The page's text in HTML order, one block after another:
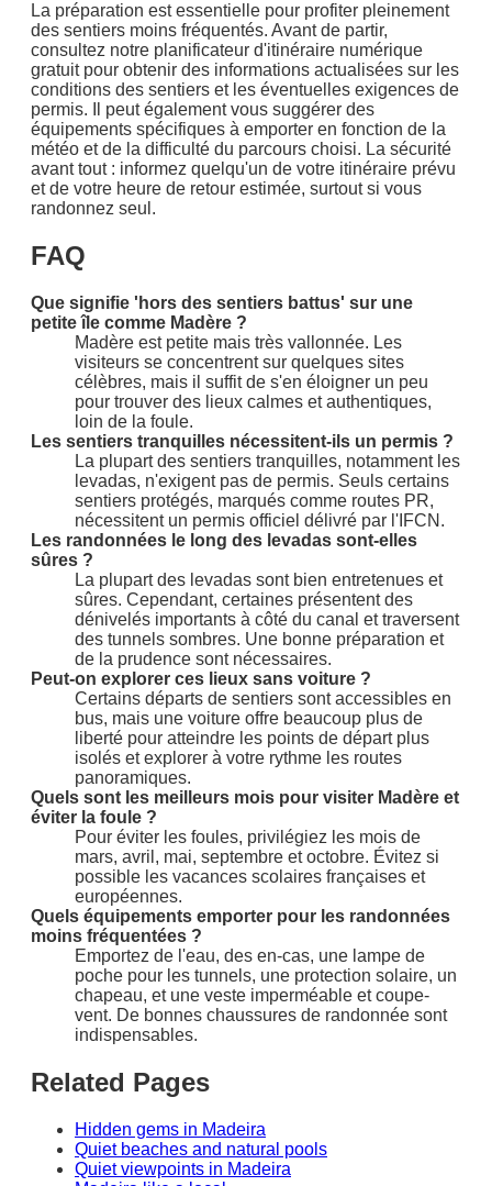
La préparation est essentielle pour profiter pleinement
des sentiers moins fréquentés. Avant de partir,
consultez notre planificateur d'itinéraire numérique
gratuit pour obtenir des informations actualisées sur les
conditions des sentiers et les éventuelles exigences de
permis. Il peut également vous suggérer des
équipements spécifiques à emporter en fonction de la
météo et de la difficulté du parcours choisi. La sécurité
avant tout : informez quelqu'un de votre itinéraire prévu
et de votre heure de retour estimée, surtout si vous
randonnez seul.
FAQ
Que signifie 'hors des sentiers battus' sur une
petite île comme Madère ?
Madère est petite mais très vallonnée. Les
visiteurs se concentrent sur quelques sites
célèbres, mais il suffit de s'en éloigner un peu
pour trouver des lieux calmes et authentiques,
loin de la foule.
Les sentiers tranquilles nécessitent-ils un permis ?
La plupart des sentiers tranquilles, notamment les
levadas, n'exigent pas de permis. Seuls certains
sentiers protégés, marqués comme routes PR,
nécessitent un permis officiel délivré par l'IFCN.
Les randonnées le long des levadas sont-elles
sûres ?
La plupart des levadas sont bien entretenues et
sûres. Cependant, certaines présentent des
dénivelés importants à côté du canal et traversent
des tunnels sombres. Une bonne préparation et
de la prudence sont nécessaires.
Peut-on explorer ces lieux sans voiture ?
Certains départs de sentiers sont accessibles en
bus, mais une voiture offre beaucoup plus de
liberté pour atteindre les points de départ plus
isolés et explorer à votre rythme les routes
panoramiques.
Quels sont les meilleurs mois pour visiter Madère et
éviter la foule ?
Pour éviter les foules, privilégiez les mois de
mars, avril, mai, septembre et octobre. Évitez si
possible les vacances scolaires françaises et
européennes.
Quels équipements emporter pour les randonnées
moins fréquentées ?
Emportez de l'eau, des en-cas, une lampe de
poche pour les tunnels, une protection solaire, un
chapeau, et une veste imperméable et coupe-
vent. De bonnes chaussures de randonnée sont
indispensables.
Related Pages
Hidden gems in Madeira
Quiet beaches and natural pools
Quiet viewpoints in Madeira